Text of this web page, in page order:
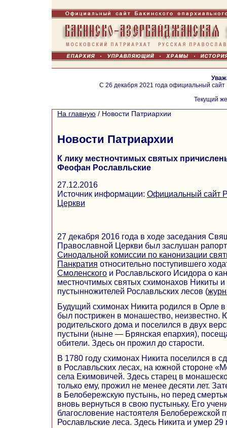
С 26 декабря 2021 года официальный
Текущий
На главную / Новости Патриархии
Новости Патриархии
К лику местночтимых святых
Феофан Рославльские
27.12.2016
Источник информации: Официальный сайт
Церкви
27 декабря 2016 года в ходе заседания
Православной Церкви был заслушан
Синодальной комиссии по канонизации
Панкратия относительно поступившего
Смоленского и Рославльского Исидора о
местночтимых святых схимонахов Никиты
пустынножителей Рославльских лесов (
Будущий схимонах Никита родился в Орле в
был пострижен в монашество, неизвестно.
родительского дома и поселился в двух
пустыни (ныне — Брянская епархия),
обители. Здесь он прожил до старости.
В 1780 году схимонах Никита поселился в
в Рославльских лесах, на южной стороне
села Екимовичей. Здесь старец в
только ему, прожил не менее десяти лет.
в Белобережскую пустынь, но перед
вновь вернуться в свою пустыньку. Его
благословение настоятеля Белобережской
Рославльские леса. Здесь Никита и умер 29